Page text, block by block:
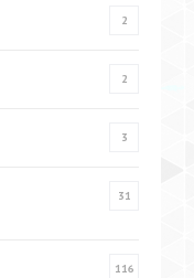
2
2
3
31
116